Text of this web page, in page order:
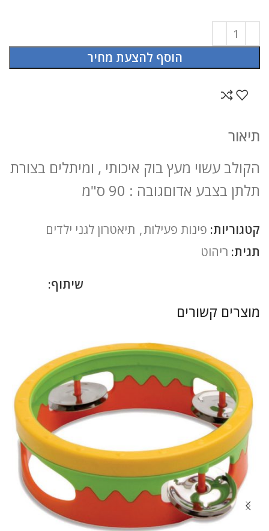
הוסף להצעת מחיר
תיאור
הקולב עשוי מעץ בוק איכותי , ומיתלים בצורת
תלתן בצבע אדוםגובה : 90 ס"מ
קטגוריות: פינות פעילות, תיאטרון לגני ילדים
תגית: ריהוט
שיתוף:
מוצרים קשורים